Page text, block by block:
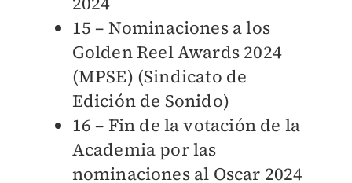
15 – Nominaciones a los
Golden Reel Awards 2024
(MPSE) (Sindicato de
Edición de Sonido)
16 – Fin de la votación de la
Academia por las
nominaciones al Oscar 2024